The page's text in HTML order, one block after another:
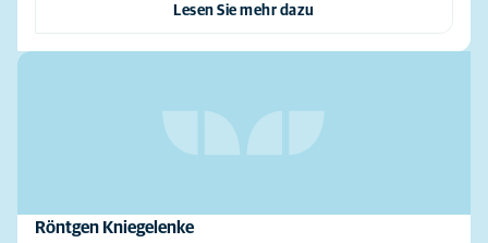
Lesen Sie mehr dazu
Röntgen Kniegelenke